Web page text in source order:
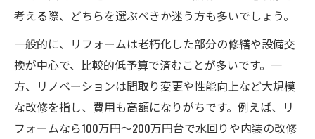
考える際、どちらを選ぶべきか迷う方も多いでしょう。
一般的に、リフォームは老朽化した部分の修繕や設備交
換が中心で、比較的低予算で済むことが多いです。一
方、リノベーションは間取り変更や性能向上など大規模
な改修を指し、費用も高額になりがちです。例えば、リ
フォームなら100万円〜200万円台で水回りや内装の改修